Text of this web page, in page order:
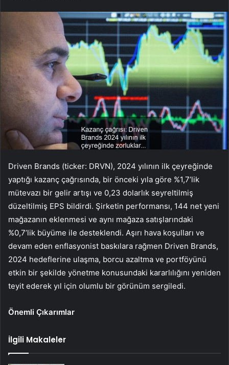
Driven Brands (ticker: DRVN), 2024 yılının ilk çeyreğinde
yaptığı kazanç çağrısında, bir önceki yıla göre %1,7’lik
mütevazı bir gelir artışı ve 0,23 dolarlık seyreltilmiş
düzeltilmiş EPS bildirdi. Şirketin performansı, 144 net yeni
mağazanın eklenmesi ve aynı mağaza satışlarındaki
%0,7’lik büyüme ile desteklendi. Aşırı hava koşulları ve
devam eden enflasyonist baskılara rağmen Driven Brands,
2024 hedeflerine ulaşma, borcu azaltma ve portföyünü
etkin bir şekilde yönetme konusundaki kararlılığını yeniden
teyit ederek yıl için olumlu bir görünüm sergiledi.
Önemli Çıkarımlar
İlgili Makaleler